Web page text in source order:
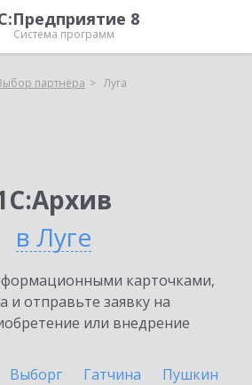
8
Система программ
партнёра Луга
в Луге
карточками,
и отправьте заявку на
или внедрение
Выборг Гатчина
Пушкин